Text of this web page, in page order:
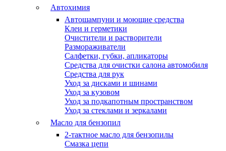
Автохимия
Автошампуни и моющие средства
Клеи и герметики
Очистители и растворители
Размораживатели
Салфетки, губки, апликаторы
Средства для очистки салона автомобиля
Средства для рук
Уход за дисками и шинами
Уход за кузовом
Уход за подкапотным пространством
Уход за стеклами и зеркалами
Масло для бензопил
2-тактное масло для бензопилы
Cмазка цепи